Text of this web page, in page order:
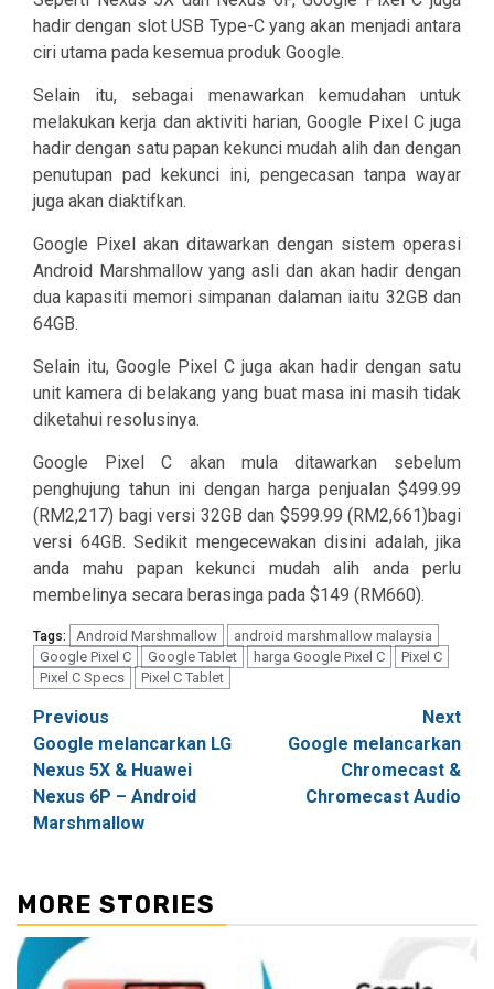
hadir dengan slot USB Type-C yang akan menjadi antara
ciri utama pada kesemua produk Google.
Selain itu, sebagai menawarkan kemudahan untuk
melakukan kerja dan aktiviti harian, Google Pixel C juga
hadir dengan satu papan kekunci mudah alih dan dengan
penutupan pad kekunci ini, pengecasan tanpa wayar
juga akan diaktifkan.
Google Pixel akan ditawarkan dengan sistem operasi
Android Marshmallow yang asli dan akan hadir dengan
dua kapasiti memori simpanan dalaman iaitu 32GB dan
64GB.
Selain itu, Google Pixel C juga akan hadir dengan satu
unit kamera di belakang yang buat masa ini masih tidak
diketahui resolusinya.
Google Pixel C akan mula ditawarkan sebelum
penghujung tahun ini dengan harga penjualan $499.99
(RM2,217) bagi versi 32GB dan $599.99 (RM2,661)bagi
versi 64GB. Sedikit mengecewakan disini adalah, jika
anda mahu papan kekunci mudah alih anda perlu
membelinya secara berasinga pada $149 (RM660).
Tags: Android Marshmallow
android marshmallow malaysia
Google Pixel C
Google Tablet harga Google Pixel C
Pixel C
Pixel C Specs
Pixel C Tablet
Post
navigation
Previous
Google melancarkan LG
Nexus 5X & Huawei
Nexus 6P – Android
Marshmallow
Next
Google melancarkan
Chromecast &
Chromecast Audio
MORE STORIES